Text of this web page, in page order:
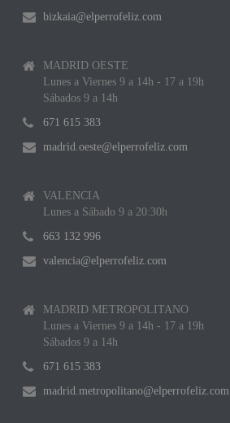
bizkaia@elperrofeliz.com
MADRID OESTE
Lunes a Viernes 9 a 14h - 17 a 19h
Sábados 9 a 14h
671 615 383
madrid.oeste@elperrofeliz.com
VALENCIA
Lunes a Sábado 9 a 20:30h
663 132 996
valencia@elperrofeliz.com
MADRID METROPOLITANO
Lunes a Viernes 9 a 14h - 17 a 19h
Sábados 9 a 14h
671 615 383
madrid.metropolitano@elperrofeliz.com